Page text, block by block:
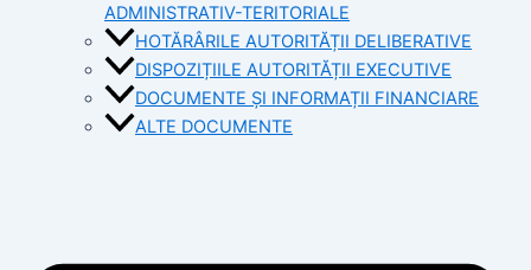
ADMINISTRATIV-TERITORIALE
HOTĂRÂRILE AUTORITĂȚII DELIBERATIVE
DISPOZIȚIILE AUTORITĂȚII EXECUTIVE
DOCUMENTE ȘI INFORMAȚII FINANCIARE
ALTE DOCUMENTE